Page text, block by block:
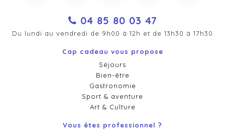
04 85 80 03 47
Du lundi au vendredi de 9h00 à 12h et de 13h30 à 17h30
Cap cadeau vous propose
Séjours
Bien-être
Gastronomie
Sport & aventure
Art & Culture
Vous êtes professionnel ?